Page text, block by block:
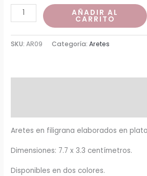
desde
Aretes
Palmita
cantidad
AÑADIR AL
CARRITO
SKU:AR09 Categoría:Aretes
Aretes en filigrana elaborados en
Dimensiones: 7.7 x 3.3 centímetros.
Disponibles en dos colores.